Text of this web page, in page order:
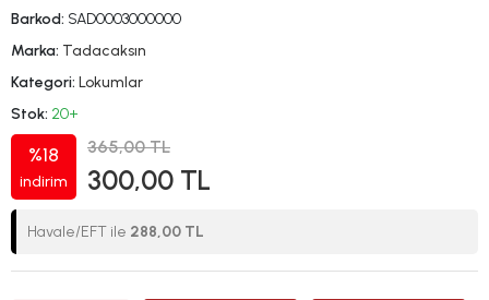
Barkod: SAD0003000000
Marka: Tadacaksın
Kategori: Lokumlar
Stok: 20+
%18
indirim
365,00 TL
300,00 TL
Havale/EFT ile 288,00 TL